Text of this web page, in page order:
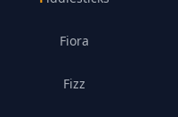
Fiora
Fizz